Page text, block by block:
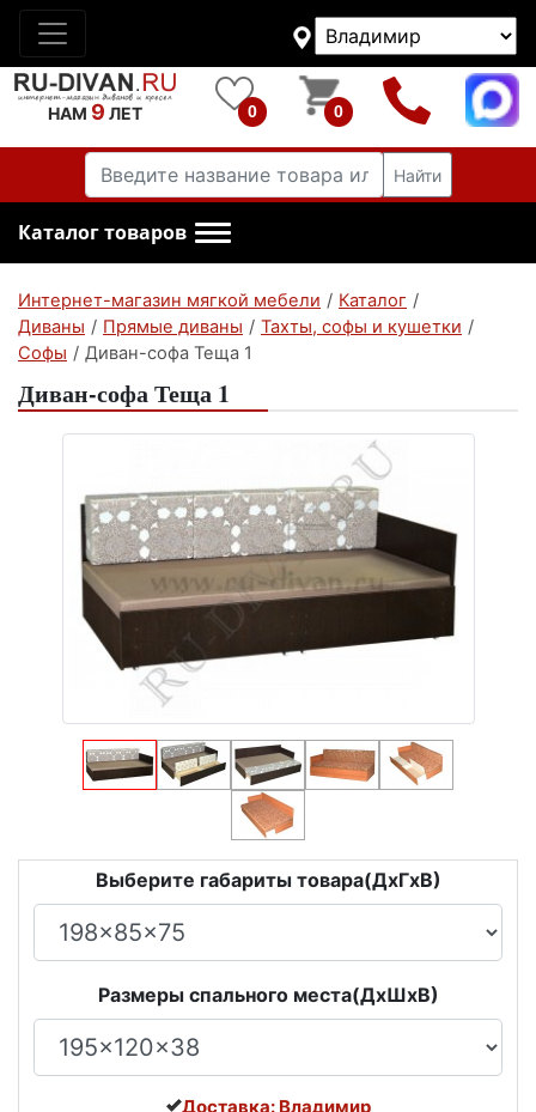
НАМ 9 ЛЕТ 0 0
Найти
Каталог товаров
Интернет-магазин мягкой мебели / Каталог /
Диваны / Прямые диваны / Тахты, софы и кушетки /
Софы / Диван-софа Теща 1
Диван-софа Теща 1
Выберите габариты товара(ДxГxВ)
Размеры спального места(ДxШxВ)
Доставка: Владимир